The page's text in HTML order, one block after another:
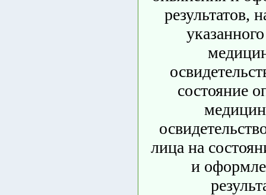
результатов,
состояние
лица на
и